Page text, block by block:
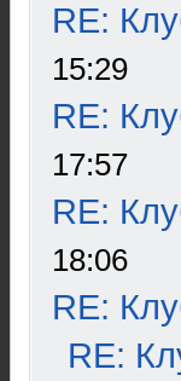
RE:
15:29
RE:
17:57
RE:
18:06
RE:
RE: